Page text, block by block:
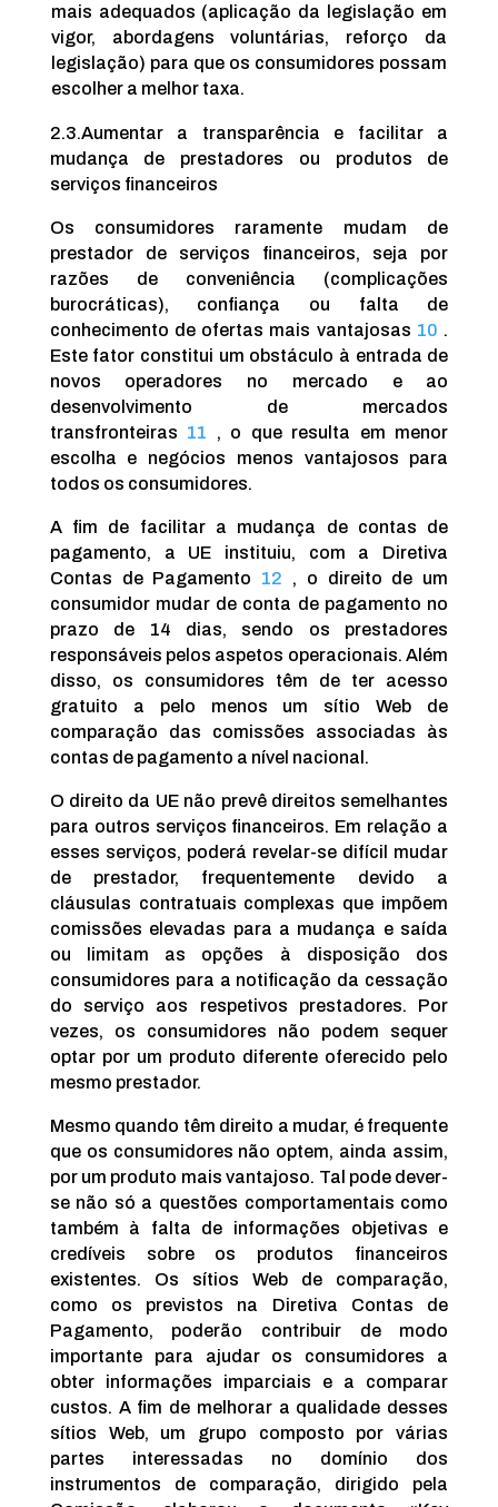
mais adequados (aplicação da legislação em
vigor, abordagens voluntárias, reforço da
legislação) para que os consumidores possam
escolher a melhor taxa.
2.3.Aumentar a transparência e facilitar a
mudança de prestadores ou produtos de
serviços financeiros
Os consumidores raramente mudam de
prestador de serviços financeiros, seja por
razões de conveniência (complicações
burocráticas), confiança ou falta de
conhecimento de ofertas mais vantajosas 10 .
Este fator constitui um obstáculo à entrada de
novos operadores no mercado e ao
desenvolvimento de mercados
transfronteiras 11
, o que resulta em menor
escolha e negócios menos vantajosos para
todos os consumidores.
A fim de facilitar a mudança de contas de
pagamento, a UE instituiu, com a Diretiva
Contas de Pagamento
12
, o direito de um
consumidor mudar de conta de pagamento no
prazo de 14 dias, sendo os prestadores
responsáveis pelos aspetos operacionais. Além
disso, os consumidores têm de ter acesso
gratuito a pelo menos um sítio Web de
comparação das comissões associadas às
contas de pagamento a nível nacional.
O direito da UE não prevê direitos semelhantes
para outros serviços financeiros. Em relação a
esses serviços, poderá revelar-se difícil mudar
de prestador, frequentemente devido a
cláusulas contratuais complexas que impõem
comissões elevadas para a mudança e saída
ou limitam as opções à disposição dos
consumidores para a notificação da cessação
do serviço aos respetivos prestadores. Por
vezes, os consumidores não podem sequer
optar por um produto diferente oferecido pelo
mesmo prestador.
Mesmo quando têm direito a mudar, é frequente
que os consumidores não optem, ainda assim,
por um produto mais vantajoso. Tal pode dever-
se não só a questões comportamentais como
também à falta de informações objetivas e
credíveis sobre os produtos financeiros
existentes. Os sítios Web de comparação,
como os previstos na Diretiva Contas de
Pagamento, poderão contribuir de modo
importante para ajudar os consumidores a
obter informações imparciais e a comparar
custos. A fim de melhorar a qualidade desses
sítios Web, um grupo composto por várias
partes interessadas no domínio dos
instrumentos de comparação, dirigido pela